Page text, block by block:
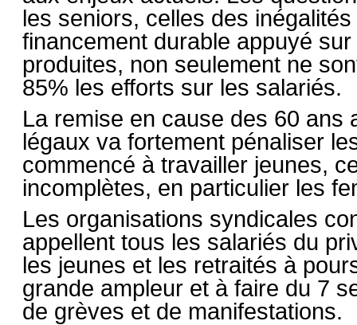
les seniors, celles des
financement durable appuyé
produites, non seulement ne
85% les efforts sur les salariés.
La remise en cause des 60 ans
légaux va fortement pénaliser
commencé à travailler jeunes,
incomplètes, en particulier les
Les organisations syndicales
appellent tous les salariés du
les jeunes et les retraités à
grande ampleur et à faire du 7
de grèves et de manifestations.